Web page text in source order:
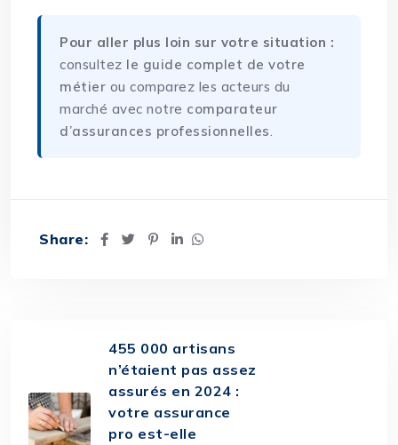
Pour aller plus loin sur votre situation :
consultez le guide complet de votre
métier ou comparez les acteurs du
marché avec notre comparateur
d’assurances professionnelles.
Share:
455 000 artisans
n’étaient pas assez
assurés en 2024 :
votre assurance
pro est-elle